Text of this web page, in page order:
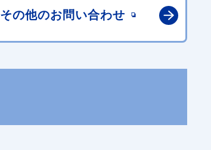
その他のお問い合わせ